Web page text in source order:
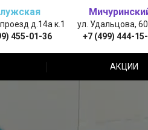
д.14а к.1
455-01-36
ул. Удальцова,
+7 (499) 444-
АКЦИИ